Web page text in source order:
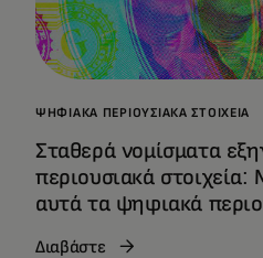
ΨΗΦΙΑΚΆ ΠΕΡΙΟΥΣΙΑΚΆ ΣΤΟΙΧΕΊΑ
Σταθερά νομίσματα
περιουσιακά
αυτά τα ψηφιακά
Διαβάστε